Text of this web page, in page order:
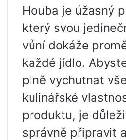
Houba je úžasný
který svou
vůní dokáže
každé jídlo.
plně vychutnat
kulinářské
produktu, je
správně připravit